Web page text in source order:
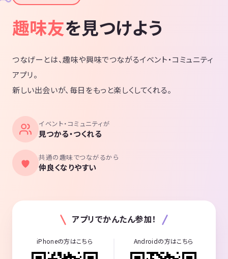
趣味友を見つけよう
つなげーとは、趣味や興味でつながるイベント・コミュニティ
アプリ。
新しい出会いが、毎日をもっと楽しくしてくれる。
イベント・コミュニティが
見つかる・つくれる
共通の趣味でつながるから
仲良くなりやすい
アプリでかんたん参加！
iPhoneの方はこちら Androidの方はこちら